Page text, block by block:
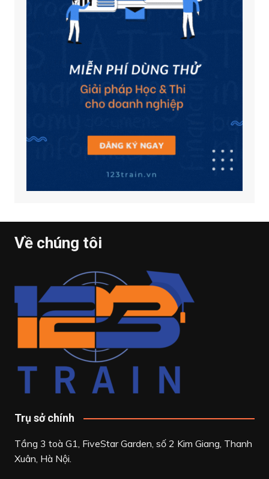
Về chúng tôi
Trụ sở chính
Tầng 3 toà G1, FiveStar Garden, số 2 Kim Giang, Thanh
Xuân, Hà Nội.